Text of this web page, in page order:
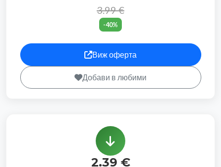
3.99 €
-40%
Виж оферта
Добави в любими
2.39 €